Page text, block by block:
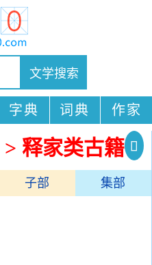
字典 词典 作家
> 释家类古籍
子部 集部